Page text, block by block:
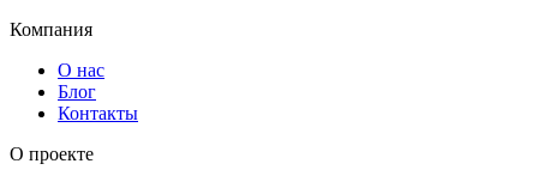
Компания
О нас
Блог
Контакты
О проекте